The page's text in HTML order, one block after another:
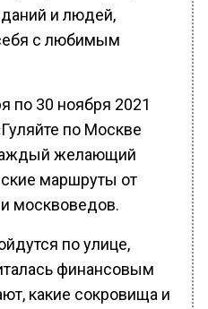
и людей,
с любимым
по 30 ноября 2021
по Москве
желающий
маршруты от
москвоведов.
по улице,
финансовым
какие сокровища и